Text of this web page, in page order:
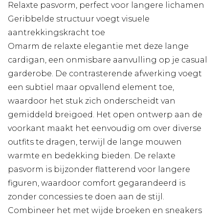
Relaxte pasvorm, perfect voor langere lichamen
Geribbelde structuur voegt visuele
aantrekkingskracht toe
Omarm de relaxte elegantie met deze lange
cardigan, een onmisbare aanvulling op je casual
garderobe. De contrasterende afwerking voegt
een subtiel maar opvallend element toe,
waardoor het stuk zich onderscheidt van
gemiddeld breigoed. Het open ontwerp aan de
voorkant maakt het eenvoudig om over diverse
outfits te dragen, terwijl de lange mouwen
warmte en bedekking bieden. De relaxte
pasvorm is bijzonder flatterend voor langere
figuren, waardoor comfort gegarandeerd is
zonder concessies te doen aan de stijl.
Combineer het met wijde broeken en sneakers